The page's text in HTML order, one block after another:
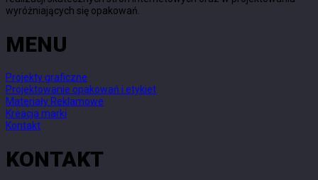
wyróżniających się opakowań.
MENU
Projekty graficzne
Projektowanie opakowań i etykiet
Materiały Reklamowe
Kreacja marki
Kontakt
KONTAKT